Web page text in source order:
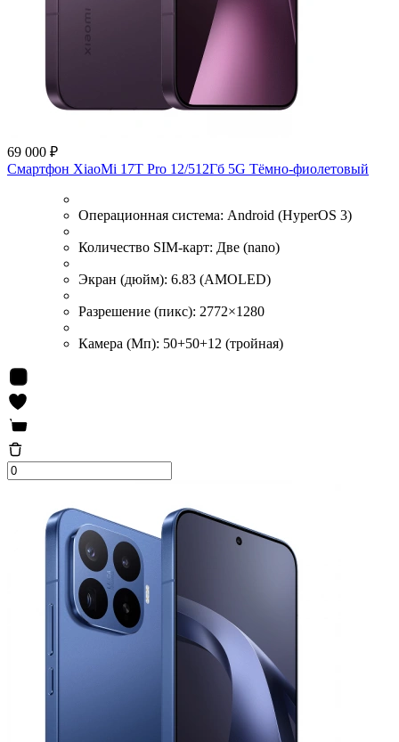
69 000 ₽
Смартфон XiaoMi 17T Pro 12/512Гб 5G Тёмно-фиолетовый
Операционная система: Android (HyperOS 3)
Количество SIM-карт: Две (nano)
Экран (дюйм): 6.83 (AMOLED)
Разрешение (пикс): 2772×1280
Камера (Мп): 50+50+12 (тройная)